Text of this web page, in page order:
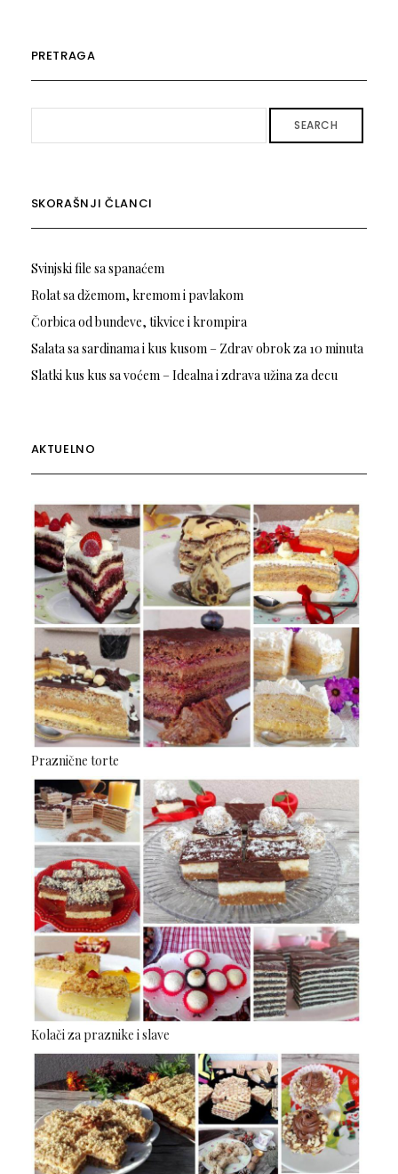
PRETRAGA
SEARCH
SKORAŠNJI ČLANCI
Svinjski file sa spanaćem
Rolat sa džemom, kremom i pavlakom
Čorbica od bundeve, tikvice i krompira
Salata sa sardinama i kus kusom – Zdrav obrok za 10 minuta
Slatki kus kus sa voćem – Idealna i zdrava užina za decu
AKTUELNO
Praznične torte
Kolači za praznike i slave